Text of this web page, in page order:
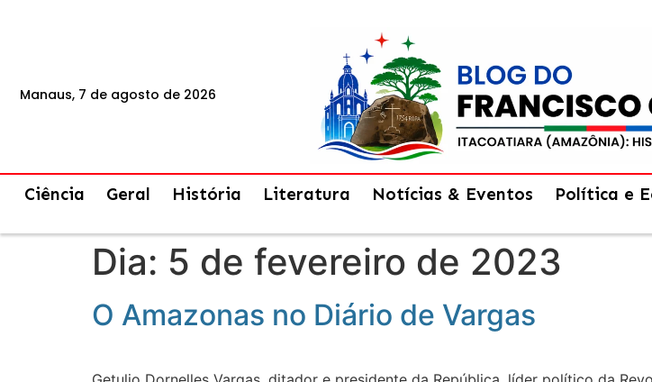
Manaus, 7 de agosto de 2026
Ciência Geral História Literatura Notícias & Eventos Política e
Dia: 5 de fevereiro de 2023
O Amazonas no Diário de Vargas